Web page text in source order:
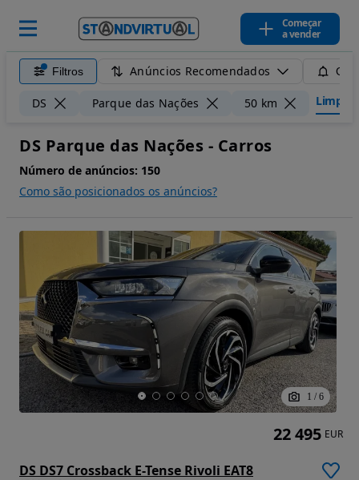
Começar
a vender
Filtros Anúncios Recomendados
DS Parque das Nações 50 km Limpar
DS Parque das Nações - Carros
Número de anúncios: 150
Como são posicionados os anúncios?
1 / 6
DS DS7 Crossback E-Tense Rivoli EAT8
22 495 EUR